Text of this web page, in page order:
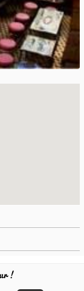
!